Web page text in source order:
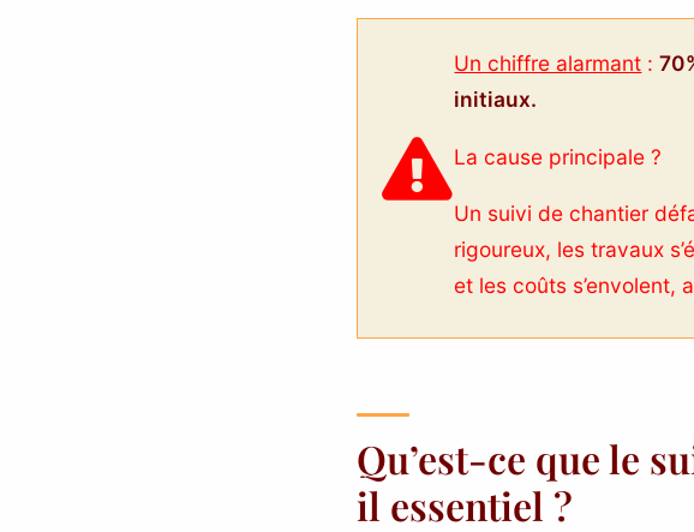
Un chiffre alarmant :
initiaux.
La cause principale ?
Un suivi de chantier
rigoureux, les travaux
et les coûts s’envolent,
Qu’est-ce que le
il essentiel ?